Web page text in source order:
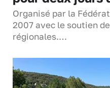
Organisé par la
2007 avec le soutien
régionales.…